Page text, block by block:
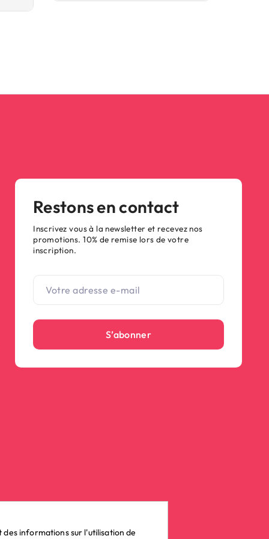
Restons en contact
Inscrivez vous à la newsletter et recevez nos
promotions. 10% de remise lors de votre
inscription.
S’abonner
informations sur l'utilisation de